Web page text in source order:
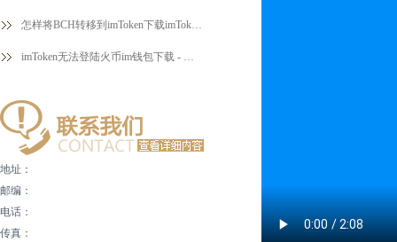
怎样将BCH转移到imToken下载imToken？| 币安问答
imToken无法登陆火币im钱包下载 - 解决方法和常见问题
地址：
邮编：
电话：
传真：